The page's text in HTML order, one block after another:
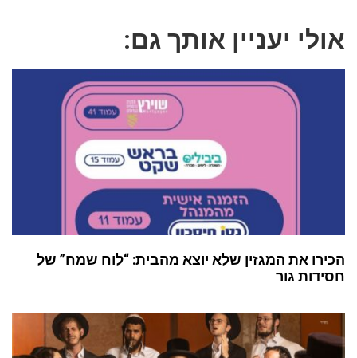
אולי יעניין אותך גם:
הכירו את המגזין שלא יוצא מהבית: “לוח שמח” של
חסידות גור